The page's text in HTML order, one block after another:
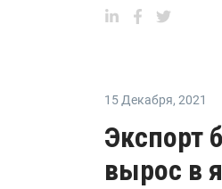
15 Декабря, 2021
Экспорт
вырос в